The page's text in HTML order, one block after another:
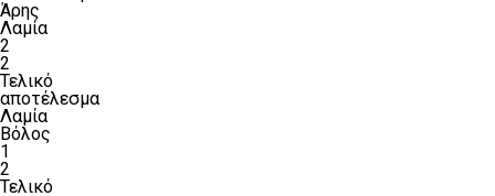
Άρης
Λαμία
2
2
Τελικό
αποτέλεσμα
Λαμία
Βόλος
1
2
Τελικό